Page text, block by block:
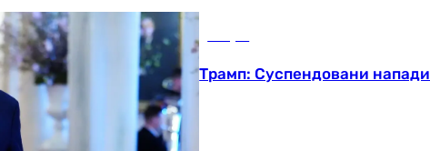
Трамп: Суспендовани